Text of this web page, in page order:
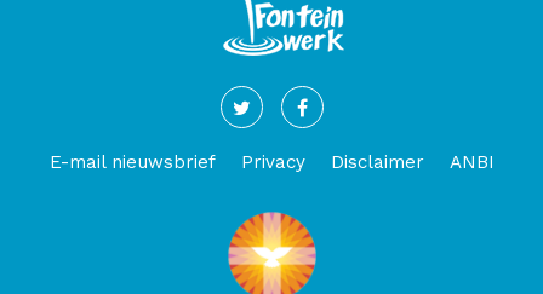
E-mail nieuwsbrief Privacy Disclaimer ANBI